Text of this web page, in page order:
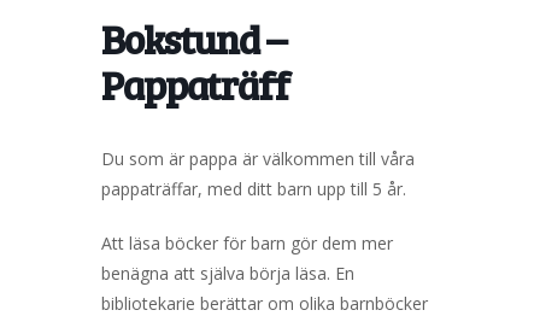
Bokstund –
Pappaträff
Du som är pappa är välkommen till våra
pappaträffar, med ditt barn upp till 5 år.
Att läsa böcker för barn gör dem mer
benägna att själva börja läsa. En
bibliotekarie berättar om olika barnböcker